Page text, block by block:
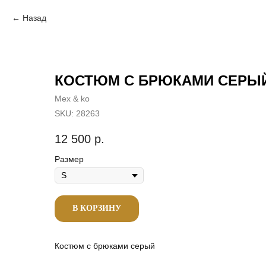
Назад
КОСТЮМ С БРЮКАМИ
Mex & ko
SKU: 28263
12 500 р.
Размер
В КОРЗИНУ
Костюм с брюками серый